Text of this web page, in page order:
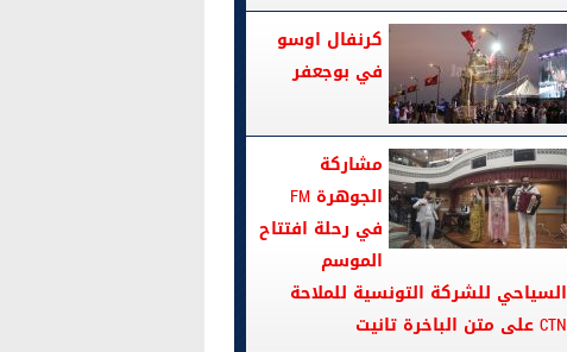
كرنفال اوسو
في بوجعفر
مشاركة
الجوهرة FM
في رحلة افتتاح
الموسم
السياحي للشركة التونسية للملاحة
CTN على متن الباخرة تانيت